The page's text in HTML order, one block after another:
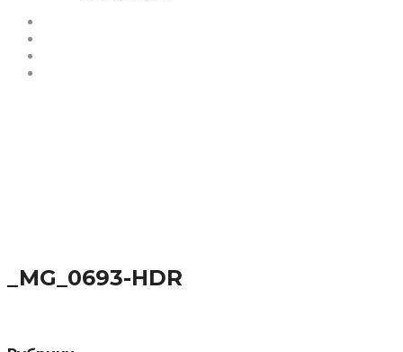
_MG_0693-HDR